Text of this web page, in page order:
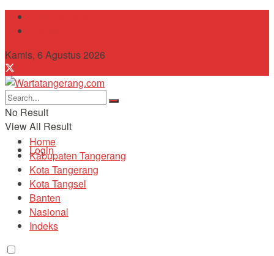
Kamis, 6 Agustus 2026
No Result
View All Result
Login
Home
Kabupaten Tangerang
Kota Tangerang
Kota Tangsel
Banten
Nasional
Indeks